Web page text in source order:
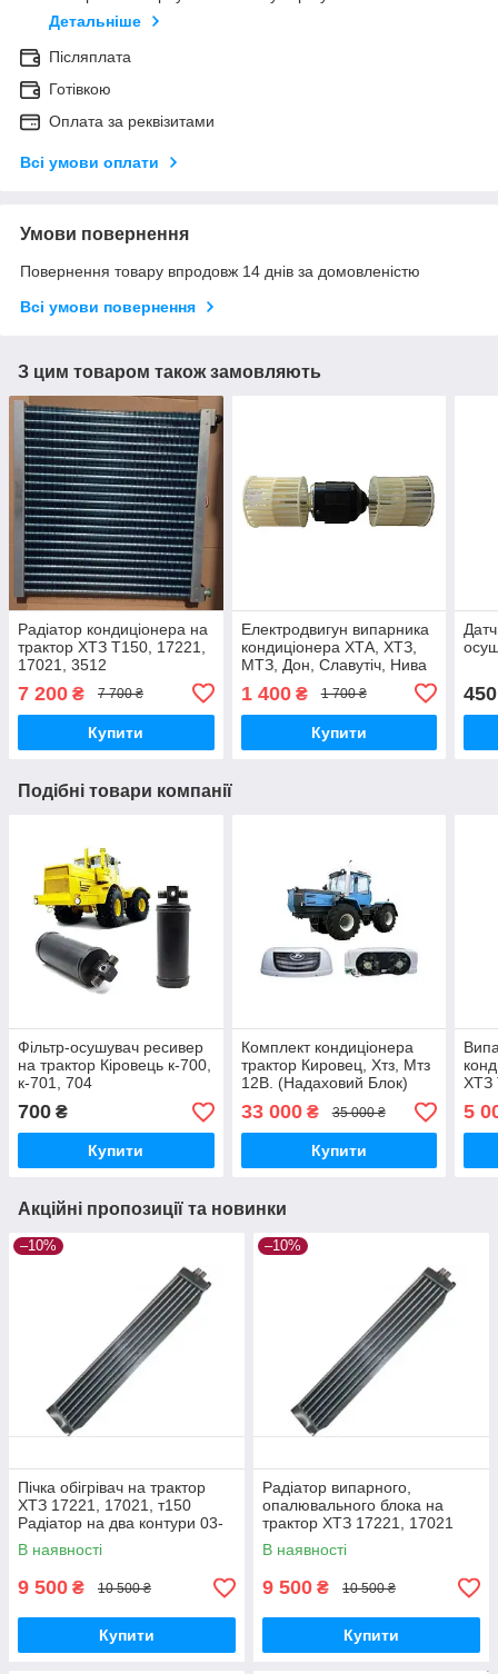
Детальніше
Післяплата
Готівкою
Оплата за реквізитами
Всі умови оплати
Умови повернення
Повернення товару впродовж 14 днів за домовленістю
Всі умови повернення
З цим товаром також замовляють
Радіатор кондиціонера на
трактор ХТЗ Т150, 17221,
17021, 3512
7 200 ₴ 7 700 ₴
Купити
Електродвигун випарника
кондиціонера ХТА, ХТЗ,
МТЗ, Дон, Славутіч, Нива
1 400₴ 1 700 ₴
Купити
450
Подібні товари компанії
Фільтр-осушувач ресивер
на трактор Кіровець к-700,
к-701, 704
700 ₴
Купити
Комплект кондиціонера
трактор Кировец, Хтз, Мтз
12В. (Надаховий Блок)
33 000₴ 35 000 ₴
Купити
ХТЗ
24В.
5
Акційні пропозиції та новинки
–10%
Пічка обігрівач на трактор
ХТЗ 17221, 17021, т150
Радіатор на два контури 03-
090102-00
В наявності
9 500 ₴ 10 500 ₴
Купити
–10%
Радіатор випарного,
опалювального блока на
трактор ХТЗ 17221, 17021
В наявності
9 500 ₴ 10 500 ₴
Купити